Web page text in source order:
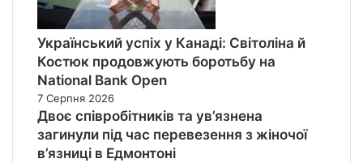
Український успіх у Канаді: Світоліна й
Костюк продовжують боротьбу на
National Bank Open
7 Серпня 2026
Двоє співробітників та ув’язнена
загинули під час перевезення з жіночої
в’язниці в Едмонтоні